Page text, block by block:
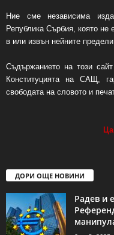
Ние сме независима
Република Сърбия, която не
в или извън нейните предели.
Съдържанието на този
Конституцията на САЩ,
свободата на словото и
ДОРИ ОЩЕ НОВИНИ
Радев и